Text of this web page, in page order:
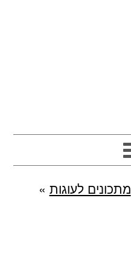
מתכונים לעוגות »